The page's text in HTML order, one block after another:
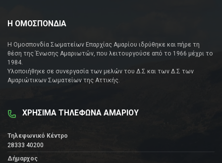
Η ΟΜΟΣΠΟΝΔΙΑ
Η Ομοσπονδία Σωματείων Επαρχίας Αμαρίου ιδρύθηκε και πήρε τη
θέση της Ένωσης Αμαριωτών, που λειτουργούσε από το 1966 μέχρι το
1984.
Υλοποιήθηκε σε συνεργασία των μελών του Δ.Σ και των Δ.Σ των
Αμαριώτικων Σωματείων της Αττικής.
ΧΡΗΣΙΜΑ ΤΗΛΕΦΩΝΑ ΑΜΑΡΙΟΥ
Τηλεφωνικό Κέντρο
28333 40200
Δήμαρχος